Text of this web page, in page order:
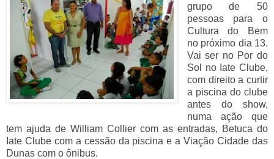
grupo de 50
pessoas para o
Cultura do Bem
no próximo dia 13.
Vai ser no Por do
Sol no Iate Clube,
com direito a curtir
a piscina do clube
antes do show,
numa ação que
tem ajuda de William Collier com as entradas, Betuca do
Iate Clube com a cessão da piscina e a Viação Cidade das
Dunas com o ônibus.